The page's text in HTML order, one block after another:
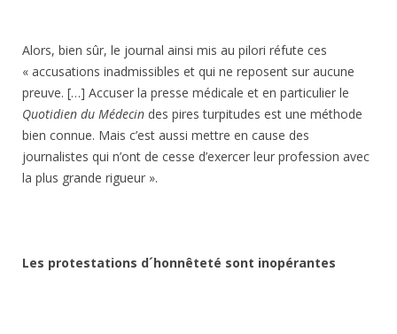
Alors, bien sûr, le journal ainsi mis au pilori réfute ces
« accusations inadmissibles et qui ne reposent sur aucune
preuve. […] Accuser la presse médicale et en particulier le
Quotidien du Médecin des pires turpitudes est une méthode
bien connue. Mais c’est aussi mettre en cause des
journalistes qui n’ont de cesse d’exercer leur profession avec
la plus grande rigueur ».
Les protestations d´honnêteté sont inopérantes